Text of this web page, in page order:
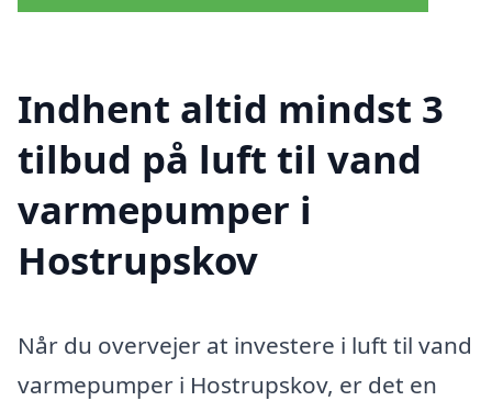
Indhent altid mindst 3
tilbud på luft til vand
varmepumper i
Hostrupskov
Når du overvejer at investere i luft til vand
varmepumper i Hostrupskov, er det en